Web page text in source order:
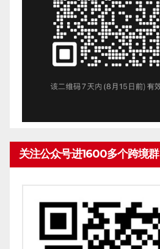
关注公众号进1600多个跨境群